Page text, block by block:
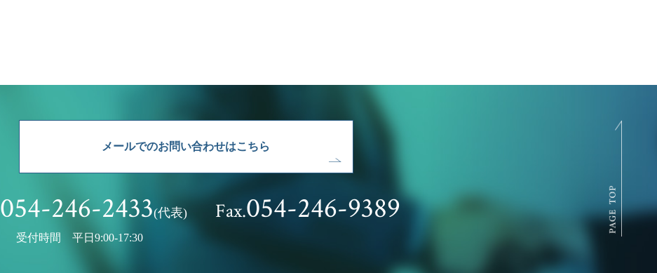
メールでのお問い合わせはこちら
054-246-2433(代表)
受付時間 平日9:00-17:30
Fax.054-246-9389